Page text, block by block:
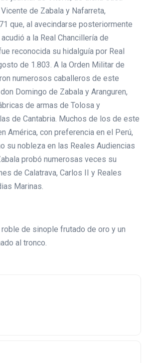
de Zabala y Nafarreta,
que, al avecindarse posteriormente
a la Real Chancillería de
reconocida su hidalguía por Real
de 1.803. A la Orden Militar de
numerosos caballeros de este
Domingo de Zabala y Aranguren,
de armas de Tolosa y
de Cantabria. Muchos de los de este
América, con preferencia en el Perú,
su nobleza en las Reales Audiencias
probó numerosas veces su
de Calatrava, Carlos II y Reales
Marinas.
roble de sinople frutado de oro y un
al tronco.